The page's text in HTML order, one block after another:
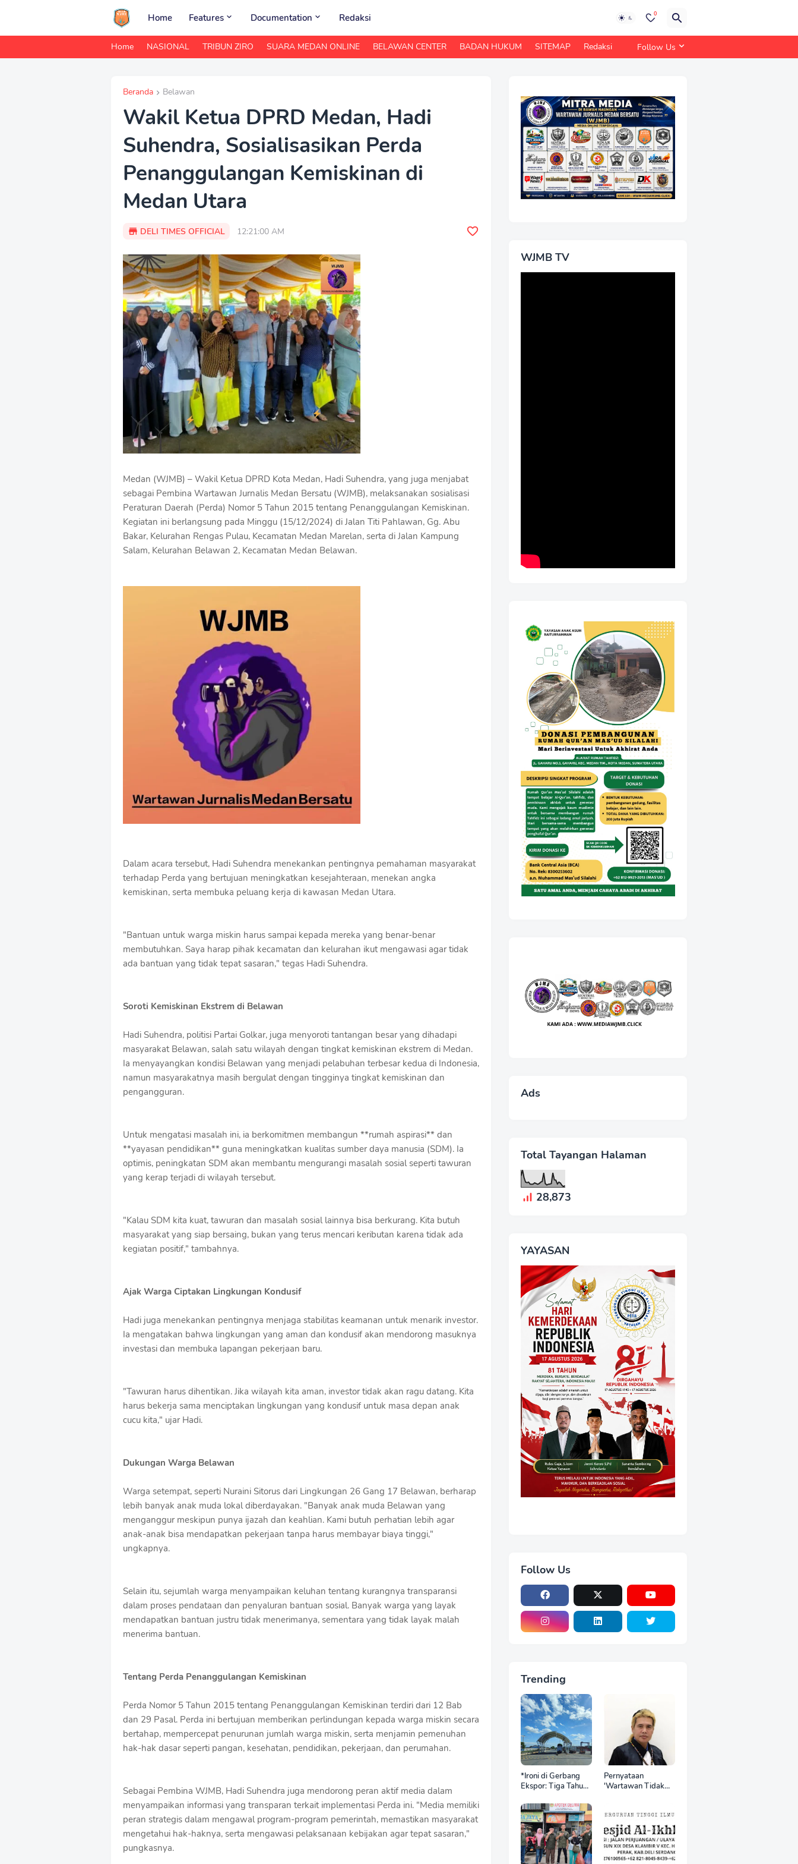
Home Features Documentation Redaksi 0
Home NASIONAL TRIBUN ZIRO SUARA MEDAN ONLINE BELAWAN CENTER BADAN HUKUM SITEMAP Redaksi Follow Us
Beranda Belawan
Wakil Ketua DPRD Medan, Hadi
Suhendra, Sosialisasikan Perda
Penanggulangan Kemiskinan di
Medan Utara
DELI TIMES OFFICIAL 12:21:00 AM
Medan (WJMB) – Wakil Ketua DPRD Kota Medan, Hadi Suhendra, yang juga menjabat
sebagai Pembina Wartawan Jurnalis Medan Bersatu (WJMB), melaksanakan sosialisasi
Peraturan Daerah (Perda) Nomor 5 Tahun 2015 tentang Penanggulangan Kemiskinan.
Kegiatan ini berlangsung pada Minggu (15/12/2024) di Jalan Titi Pahlawan, Gg. Abu
Bakar, Kelurahan Rengas Pulau, Kecamatan Medan Marelan, serta di Jalan Kampung
Salam, Kelurahan Belawan 2, Kecamatan Medan Belawan.
Dalam acara tersebut, Hadi Suhendra menekankan pentingnya pemahaman masyarakat
terhadap Perda yang bertujuan meningkatkan kesejahteraan, menekan angka
kemiskinan, serta membuka peluang kerja di kawasan Medan Utara.
"Bantuan untuk warga miskin harus sampai kepada mereka yang benar-benar
membutuhkan. Saya harap pihak kecamatan dan kelurahan ikut mengawasi agar tidak
ada bantuan yang tidak tepat sasaran," tegas Hadi Suhendra.
Soroti Kemiskinan Ekstrem di Belawan
Hadi Suhendra, politisi Partai Golkar, juga menyoroti tantangan besar yang dihadapi
masyarakat Belawan, salah satu wilayah dengan tingkat kemiskinan ekstrem di Medan.
Ia menyayangkan kondisi Belawan yang menjadi pelabuhan terbesar kedua di Indonesia,
namun masyarakatnya masih bergulat dengan tingginya tingkat kemiskinan dan
pengangguran.
Untuk mengatasi masalah ini, ia berkomitmen membangun **rumah aspirasi** dan
**yayasan pendidikan** guna meningkatkan kualitas sumber daya manusia (SDM). Ia
optimis, peningkatan SDM akan membantu mengurangi masalah sosial seperti tawuran
yang kerap terjadi di wilayah tersebut.
"Kalau SDM kita kuat, tawuran dan masalah sosial lainnya bisa berkurang. Kita butuh
masyarakat yang siap bersaing, bukan yang terus mencari keributan karena tidak ada
kegiatan positif," tambahnya.
Ajak Warga Ciptakan Lingkungan Kondusif
Hadi juga menekankan pentingnya menjaga stabilitas keamanan untuk menarik investor.
Ia mengatakan bahwa lingkungan yang aman dan kondusif akan mendorong masuknya
investasi dan membuka lapangan pekerjaan baru.
"Tawuran harus dihentikan. Jika wilayah kita aman, investor tidak akan ragu datang. Kita
harus bekerja sama menciptakan lingkungan yang kondusif untuk masa depan anak
cucu kita," ujar Hadi.
Dukungan Warga Belawan
Warga setempat, seperti Nuraini Sitorus dari Lingkungan 26 Gang 17 Belawan, berharap
lebih banyak anak muda lokal diberdayakan. "Banyak anak muda Belawan yang
menganggur meskipun punya ijazah dan keahlian. Kami butuh perhatian lebih agar
anak-anak bisa mendapatkan pekerjaan tanpa harus membayar biaya tinggi,"
ungkapnya.
Selain itu, sejumlah warga menyampaikan keluhan tentang kurangnya transparansi
dalam proses pendataan dan penyaluran bantuan sosial. Banyak warga yang layak
mendapatkan bantuan justru tidak menerimanya, sementara yang tidak layak malah
menerima bantuan.
Tentang Perda Penanggulangan Kemiskinan
Perda Nomor 5 Tahun 2015 tentang Penanggulangan Kemiskinan terdiri dari 12 Bab
dan 29 Pasal. Perda ini bertujuan memberikan perlindungan kepada warga miskin secara
bertahap, mempercepat penurunan jumlah warga miskin, serta menjamin pemenuhan
hak-hak dasar seperti pangan, kesehatan, pendidikan, pekerjaan, dan perumahan.
Sebagai Pembina WJMB, Hadi Suhendra juga mendorong peran aktif media dalam
menyampaikan informasi yang transparan terkait implementasi Perda ini. "Media memiliki
peran strategis dalam mengawal program-program pemerintah, memastikan masyarakat
mengetahui hak-haknya, serta mengawasi pelaksanaan kebijakan agar tepat sasaran,"
pungkasnya.
WJMB TV
Ads
Total Tayangan Halaman
28,873
YAYASAN
Follow Us
Trending
*Ironi di Gerbang
Ekspor: Tiga Tahun
BNCT, Upah Pekerja
Sektor Internasional
Justru Anjlok di
Bawah Sektor
Domestik*
Pernyataan
'Wartawan Tidak
Polisi, Ketum SPASI
Jelani Christo Kecam
Sikap Hotman Paris